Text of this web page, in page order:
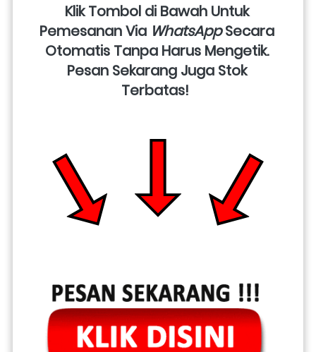
Klik Tombol di Bawah Untuk
Pemesanan Via WhatsApp Secara
Otomatis Tanpa Harus Mengetik.
Pesan Sekarang Juga Stok
Terbatas!